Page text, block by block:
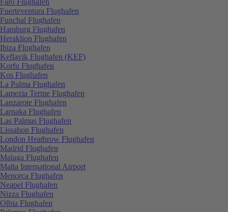
Fuerteventura Flughafen
Funchal Flughafen
Hamburg Flughafen
Heraklion Flughafen
Ibiza Flughafen
Keflavik Flughafen (KEF)
Korfu Flughafen
Kos Flughafen
La Palma Flughafen
Lamezia Terme Flughafen
Lanzarote Flughafen
Larnaka Flughafen
Las Palmas Flughafen
Lissabon Flughafen
London Heathrow Flughafen
Madrid Flughafen
Malaga Flughafen
Malta International Airport
Menorca Flughafen
Neapel Flughafen
Nizza Flughafen
Olbia Flughafen